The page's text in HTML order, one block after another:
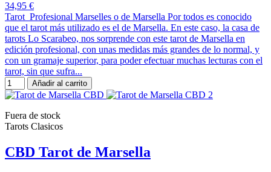
34,95 €
Tarot Profesional Marselles o de Marsella Por todos es conocido
que el tarot más utilizado es el de Marsella. En este caso, la casa de
tarots Lo Scarabeo, nos sorprende con este tarot de Marsella en
edición profesional, con unas medidas más grandes de lo normal, y
con un gramaje superior, para poder efectuar muchas lecturas con el
tarot, sin que sufra...
Añadir al carrito
Fuera de stock
Tarots Clasicos
CBD Tarot de Marsella